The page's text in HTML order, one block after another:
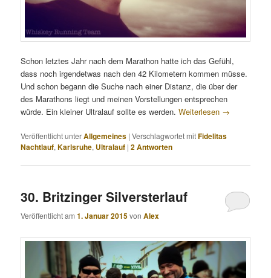
Schon letztes Jahr nach dem Marathon hatte ich das Gefühl,
dass noch irgendetwas nach den 42 Kilometern kommen müsse.
Und schon begann die Suche nach einer Distanz, die über der
des Marathons liegt und meinen Vorstellungen entsprechen
würde. Ein kleiner Ultralauf sollte es werden.Weiterlesen →
Veröffentlicht unterAllgemeines |Verschlagwortet mitFidelitas
Nachtlauf,Karlsruhe, Ultralauf |2Antworten
30. Britzinger Silversterlauf
Veröffentlicht am1. Januar 2015vonAlex